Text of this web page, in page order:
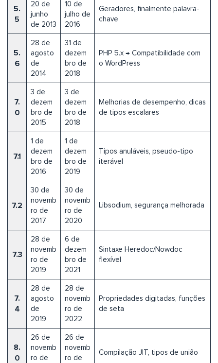
5.
5
20 de
junho
de 2013
10 de
julho de
2016
Geradores, finalmente palavra-
chave
5.
6
28 de
agosto
de
2014
31 de
dezem
bro de
2018
PHP 5.x → Compatibilidade com
o WordPress
7.
0
3 de
dezem
bro de
2015
3 de
dezem
bro de
2018
Melhorias de desempenho, dicas
de tipos escalares
7.1
1 de
dezem
bro de
2016
1 de
dezem
bro de
2019
Tipos anuláveis, pseudo-tipo
iterável
7.2
30 de
novemb
ro de
2017
30 de
novemb
ro de
2020
Libsodium, segurança melhorada
7.3
28 de
novemb
ro de
2019
6 de
dezem
bro de
2021
Sintaxe Heredoc/Nowdoc
flexível
7.
4
28 de
agosto
de
2019
28 de
novemb
ro de
2022
Propriedades digitadas, funções
de seta
8.
0
26 de
novemb
ro de
26 de
novemb
ro de
Compilação JIT, tipos de união